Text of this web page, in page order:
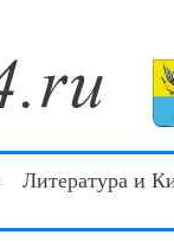
Литература и